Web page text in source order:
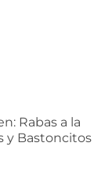
Rabas a la
y Bastoncitos